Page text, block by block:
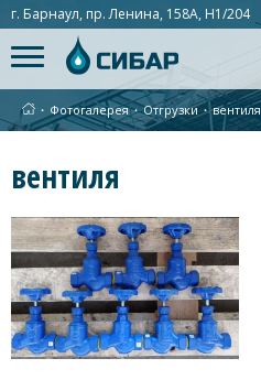
г. Барнаул, пр. Ленина, 158А, Н1/204
∙ Фотогалерея ∙Отгрузки ∙ вентиля
вентиля